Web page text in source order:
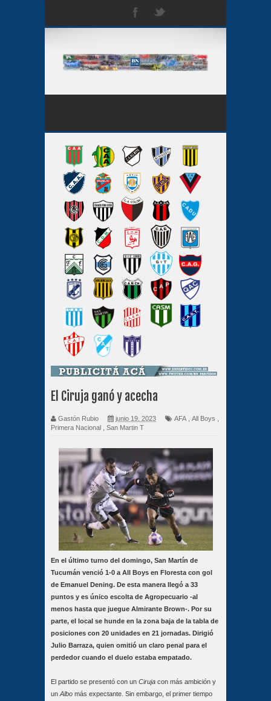
El Ciruja ganó y acecha
Gastón Rubio junio 19, 2023 AFA All Boys
Primera Nacional
San Martin T
En el último turno del domingo, San Martín de
Tucumán venció 1-0 a All Boys en Floresta con gol
de Emanuel Dening. De esta manera llegó a 33
puntos y es único escolta de Agropecuario -al
menos hasta que juegue Almirante Brown-. Por su
parte, el local se hunde en la zona baja de la tabla de
posiciones con 20 unidades en 21 jornadas. Dirigió
Julio Barraza, quien omitió un claro penal para el
perdedor cuando el duelo estaba empatado.
El partido se presentó con un Ciruja con más ambición y
un Albo más expectante. Sin embargo, el primer tiempo